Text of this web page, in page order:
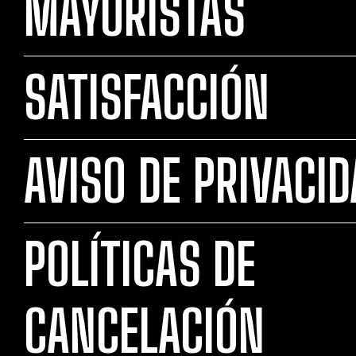
MAYORISTAS
SATISFACCIÓN
AVISO DE
POLÍTICAS DE
CANCELACIÓN